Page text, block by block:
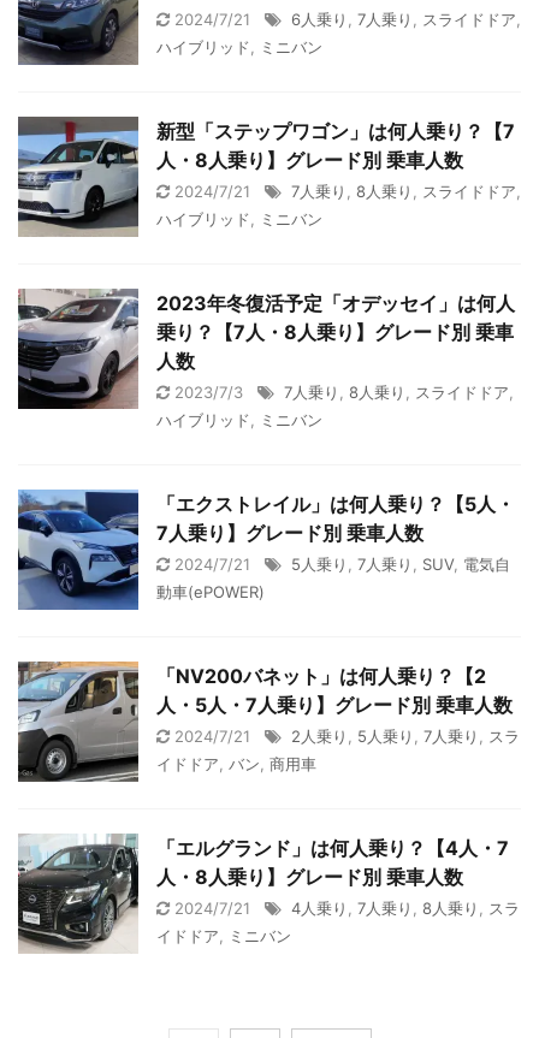
2024/7/21 6人乗り 7人乗り スライドドア
ハイブリッド
ミニバン
新型「ステップワゴン」は何人乗り？【7
人・8人乗り】グレード別 乗車人数
2024/7/21 7人乗り 8人乗り スライドドア
ハイブリッド
ミニバン
2023年冬復活予定「オデッセイ」は何人
乗り？【7人・8人乗り】グレード別 乗車
人数
2023/7/3 7人乗り 8人乗り スライドドア
ハイブリッド
ミニバン
「エクストレイル」は何人乗り？【5人・
7人乗り】グレード別 乗車人数
2024/7/21 5人乗り 7人乗り SUV, 電気自
動車(ePOWER)
「NV200バネット」は何人乗り？【2
人・5人・7人乗り】グレード別 乗車人数
2024/7/21 2人乗り 5人乗り 7人乗り
スラ
イドドア
バン 商用車
「エルグランド」は何人乗り？【4人・7
人・8人乗り】グレード別 乗車人数
2024/7/21 4人乗り 7人乗り 8人乗り
スラ
イドドア
ミニバン